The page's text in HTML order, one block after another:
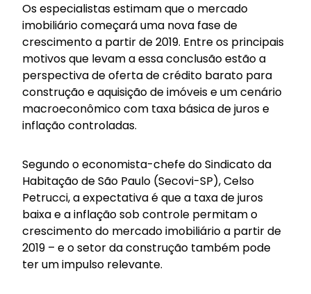
Os especialistas estimam que o mercado
imobiliário começará uma nova fase de
crescimento a partir de 2019. Entre os principais
motivos que levam a essa conclusão estão a
perspectiva de oferta de crédito barato para
construção e aquisição de imóveis e um cenário
macroeconômico com taxa básica de juros e
inflação controladas.
Segundo o economista-chefe do Sindicato da
Habitação de São Paulo (Secovi-SP), Celso
Petrucci, a expectativa é que a taxa de juros
baixa e a inflação sob controle permitam o
crescimento do mercado imobiliário a partir de
2019 – e o setor da construção também pode
ter um impulso relevante.